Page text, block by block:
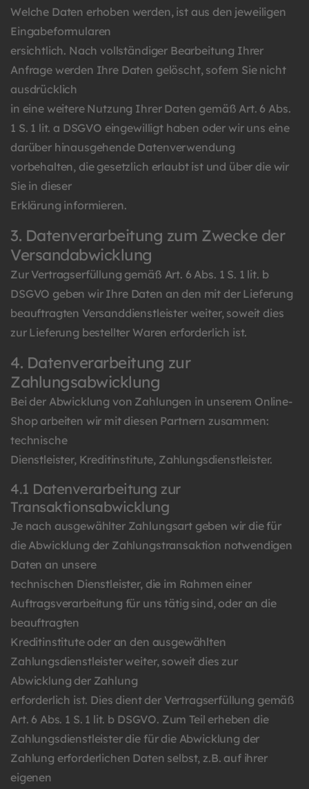
Welche Daten erhoben werden, ist aus den jeweiligen
Eingabeformularen
ersichtlich. Nach vollständiger Bearbeitung Ihrer
Anfrage werden Ihre Daten gelöscht, sofern Sie nicht
ausdrücklich
in eine weitere Nutzung Ihrer Daten gemäß Art. 6 Abs.
1 S. 1 lit. a DSGVO eingewilligt haben oder wir uns eine
darüber hinausgehende Datenverwendung
vorbehalten, die gesetzlich erlaubt ist und über die wir
Sie in dieser
Erklärung informieren.
3. Datenverarbeitung zum Zwecke der
Versandabwicklung
Zur Vertragserfüllung gemäß Art. 6 Abs. 1 S. 1 lit. b
DSGVO geben wir Ihre Daten an den mit der Lieferung
beauftragten Versanddienstleister weiter, soweit dies
zur Lieferung bestellter Waren erforderlich ist.
4. Datenverarbeitung zur
Zahlungsabwicklung
Bei der Abwicklung von Zahlungen in unserem Online-
Shop arbeiten wir mit diesen Partnern zusammen:
technische
Dienstleister, Kreditinstitute, Zahlungsdienstleister.
4.1 Datenverarbeitung zur
Transaktionsabwicklung
Je nach ausgewählter Zahlungsart geben wir die für
die Abwicklung der Zahlungstransaktion notwendigen
Daten an unsere
technischen Dienstleister, die im Rahmen einer
Auftragsverarbeitung für uns tätig sind, oder an die
beauftragten
Kreditinstitute oder an den ausgewählten
Zahlungsdienstleister weiter, soweit dies zur
Abwicklung der Zahlung
erforderlich ist. Dies dient der Vertragserfüllung gemäß
Art. 6 Abs. 1 S. 1 lit. b DSGVO. Zum Teil erheben die
Zahlungsdienstleister die für die Abwicklung der
Zahlung erforderlichen Daten selbst, z.B. auf ihrer
eigenen